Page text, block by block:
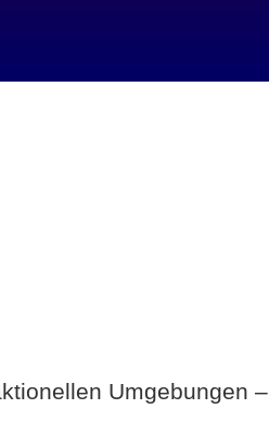
Umgebungen